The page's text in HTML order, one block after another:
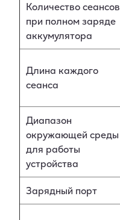
Количество сеансов
при полном заряде
аккумулятора
Длина каждого
сеанса
Диапазон
окружающей среды
для работы
устройства
Зарядный порт